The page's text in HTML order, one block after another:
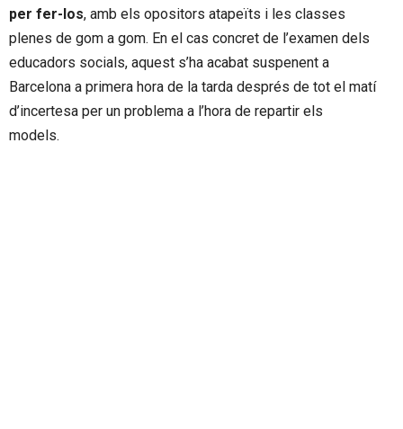
per fer-los, amb els opositors atapeïts i les classes
plenes de gom a gom. En el cas concret de l’examen dels
educadors socials, aquest s’ha acabat suspenent a
Barcelona a primera hora de la tarda després de tot el matí
d’incertesa per un problema a l’hora de repartir els
models.